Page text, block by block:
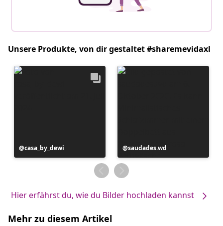
Unsere Produkte, von dir gestaltet #sharemevidaxl
Beitrag
veröffentlicht
casa_by_dewi
Beitrag
veröffentlicht
von
saudades.wd
Hier erfährst du, wie du Bilder hochladen kannst
Mehr zu diesem Artikel